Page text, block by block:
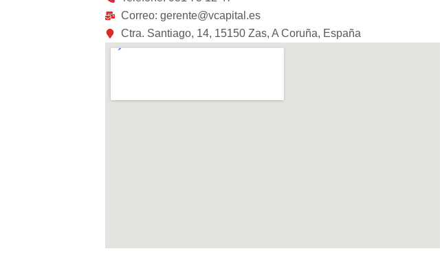
Correo: gerente@vcapital.es
Ctra. Santiago, 14, 15150 Zas, A Coruña, España